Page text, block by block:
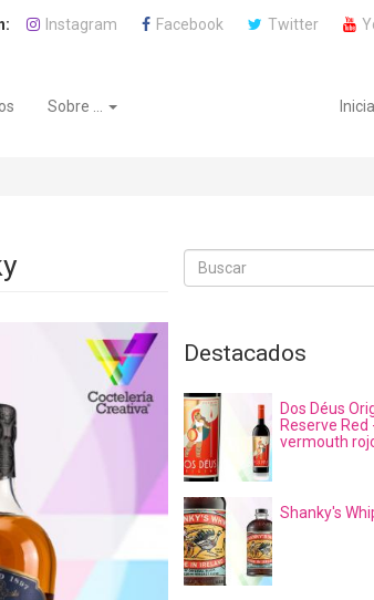
Instagram Facebook Twitter
Sobre ...
Buscar
Buscar
Destacados
Dos Déus
Reserve Red
vermouth
Shanky's